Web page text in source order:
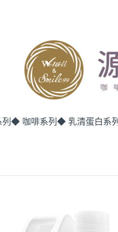
◆ 咖啡系列 ◆ 乳清蛋白系列